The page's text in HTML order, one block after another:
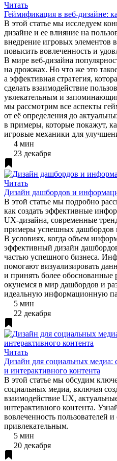
Читать
Геймификация в веб-дизайне:
В этой статье мы исследуем
дизайне и ее влияние на
внедрение игровых элементов
повысить вовлеченность и
В мире веб-дизайна
на дрожжах. Но что же это
а эффективная стратегия,
сделать взаимодействие
увлекательным и
мы рассмотрим все аспекты
от её определения до
в примеры, которые покажут,
игровые механики для
4 мин
23 декабря
Читать
Дизайн дашбордов и
В этой статье мы подробно
как создать эффективные
UX-дизайна, современные
примеры успешных дашбордов
В условиях, когда объем
эффективный дизайн
частью успешного бизнеса.
помогают визуализировать
и принять более обоснованные
окунемся в мир дашбордов и
идеальную информационную
5 мин
22 декабря
Читать
Дизайн для социальных медиа:
и интерактивного контента
В этой статье мы обсудим
социальных медиа, включая
взаимодействие UX,
интерактивного контента.
вовлеченность пользователей
привлекательным.
5 мин
20 декабря